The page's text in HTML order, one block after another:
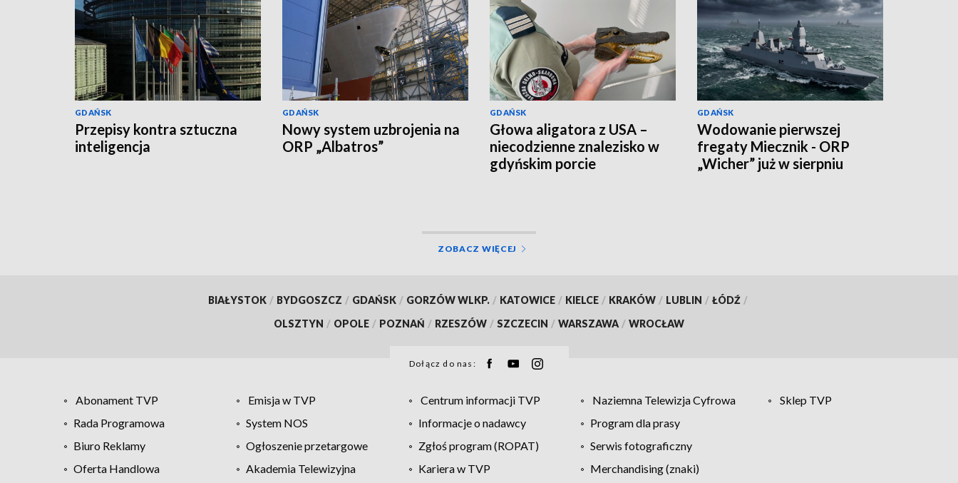
GDAŃSK
Przepisy kontra sztuczna
inteligencja
GDAŃSK
Nowy system uzbrojenia na
ORP „Albatros”
GDAŃSK
Głowa aligatora z USA –
niecodzienne znalezisko w
gdyńskim porcie
GDAŃSK
Wodowanie pierwszej
fregaty Miecznik - ORP
„Wicher” już w sierpniu
ZOBACZ WIĘCEJ
BIAŁYSTOK / BYDGOSZCZ / GDAŃSK / GORZÓW WLKP. / KATOWICE / KIELCE / KRAKÓW / LUBLIN / ŁÓDŹ /
OLSZTYN / OPOLE / POZNAŃ / RZESZÓW / SZCZECIN / WARSZAWA / WROCŁAW
Dołącz do nas:
Abonament TVP Emisja w TVP Centrum informacji TVP Naziemna Telewizja Cyfrowa
Sklep TVP
Rada Programowa
System NOS Informacje o nadawcy
Program dla prasy
Biuro Reklamy
Ogłoszenie przetargowe Zgłoś program (ROPAT)
Serwis fotograficzny
Oferta Handlowa
Akademia Telewizyjna Kariera w TVP Merchandising (znaki)